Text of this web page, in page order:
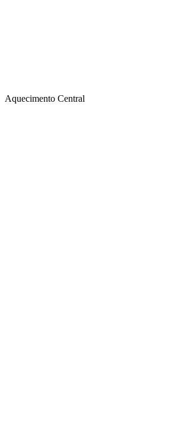
Aquecimento Central